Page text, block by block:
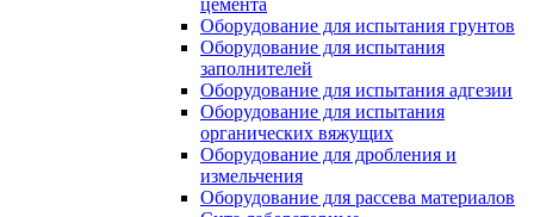
цемента
Оборудование для испытания грунтов
Оборудование для испытания
заполнителей
Оборудование для испытания адгезии
Оборудование для испытания
органических вяжущих
Оборудование для дробления и
измельчения
Оборудование для рассева материалов